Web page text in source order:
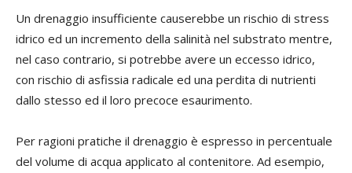
Un drenaggio insufficiente causerebbe un rischio di stress
idrico ed un incremento della salinità nel substrato mentre,
nel caso contrario, si potrebbe avere un eccesso idrico,
con rischio di asfissia radicale ed una perdita di nutrienti
dallo stesso ed il loro precoce esaurimento.
Per ragioni pratiche il drenaggio è espresso in percentuale
del volume di acqua applicato al contenitore. Ad esempio,